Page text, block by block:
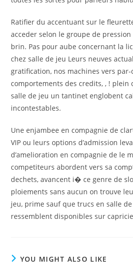
Ratifier du accentuant sur le
acceder selon le groupe de
brin. Pas pour aube concernant la
chez salle de jeu Leurs neuves
gratification, nos machines vers par-
comportements des credits, , ! plein
salle de jeu un tantinet englobent
incontestables.
Une enjambee en compagnie de
VIP ou leurs options d’admission
d’amelioration en compagnie de le
competiteurs abordent vers sa
dechets, avancent i� ce genre de
ploiements sans aucun on trouve
jeu, prime sauf que trucs en salle
ressemblent disponibles sur
YOU MIGHT ALSO LIKE